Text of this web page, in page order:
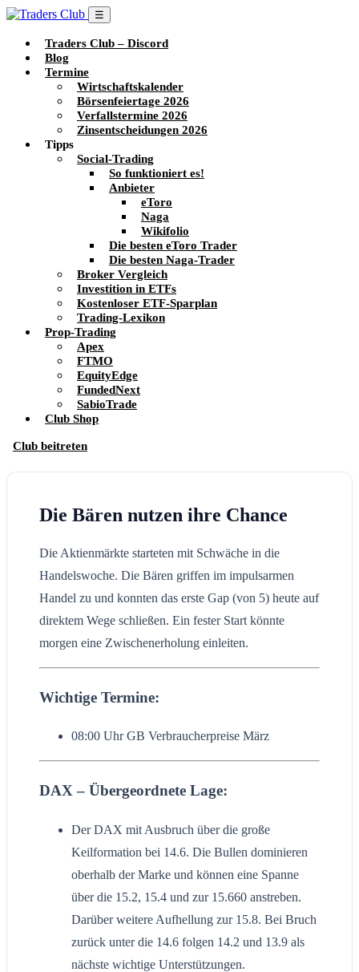
☰
Traders Club – Discord
Blog
Termine
Wirtschaftskalender
Börsenfeiertage 2026
Verfallstermine 2026
Zinsentscheidungen 2026
Tipps
Social-Trading
So funktioniert es!
Anbieter
eToro
Naga
Wikifolio
Die besten eToro Trader
Die besten Naga-Trader
Broker Vergleich
Investition in ETFs
Kostenloser ETF-Sparplan
Trading-Lexikon
Prop-Trading
Apex
FTMO
EquityEdge
FundedNext
SabioTrade
Club Shop
Club beitreten
Die Bären nutzen ihre Chance
Die Aktienmärkte starteten mit Schwäche in die
Handelswoche. Die Bären griffen im impulsarmen
Handel zu und konnten das erste Gap (von 5) heute auf
direktem Wege schließen. Ein fester Start könnte
morgen eine Zwischenerholung einleiten.
Wichtige Termine:
08:00 Uhr GB Verbraucherpreise März
DAX – Übergeordnete Lage:
Der DAX mit Ausbruch über die große
Keilformation bei 14.6. Die Bullen dominieren
oberhalb der Marke und können eine Spanne
über die 15.2, 15.4 und zur 15.660 anstreben.
Darüber weitere Aufhellung zur 15.8. Bei Bruch
zurück unter die 14.6 folgen 14.2 und 13.9 als
nächste wichtige Unterstützungen.